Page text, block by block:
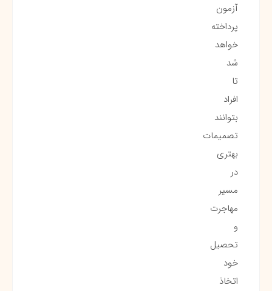
آزمون
پرداخته
خواهد
شد
تا
افراد
بتوانند
تصمیمات
بهتری
در
مسیر
مهاجرت
و
تحصیل
خود
اتخاذ